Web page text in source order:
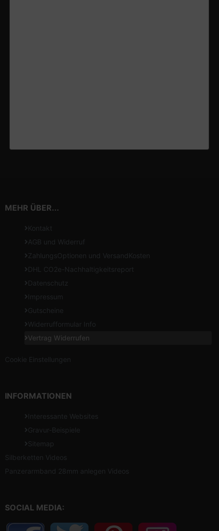
MEHR ÜBER...
Kontakt
AGB und Widerruf
ZahlungsOptionen und VersandKosten
DHL CO2e-Nachhaltigkeitsreport
Datenschutz
Impressum
Gutscheine
Widerrufformular Info
Vertrag Widerrufen
Cookie Einstellungen
INFORMATIONEN
Interessante Websites
Gravur-Beispiele
Sitemap
Silberketten Videos
Panzerarmband 28mm anlegen Videos
SOCIAL MEDIA: